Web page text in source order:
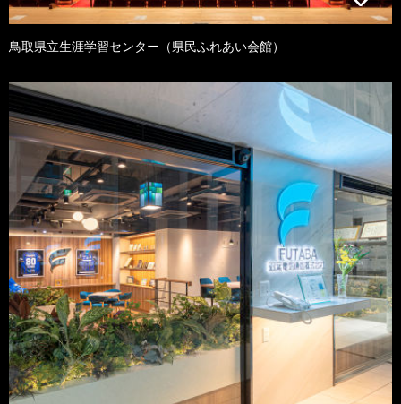
鳥取県立生涯学習センター（県民ふれあい会館）